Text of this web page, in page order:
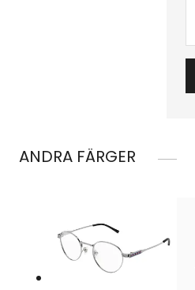
ANDRA FÄRGER